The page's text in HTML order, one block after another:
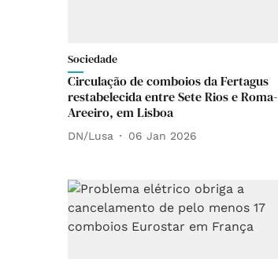
Sociedade
Circulação de comboios da Fertagus
restabelecida entre Sete Rios e Roma-
Areeiro, em Lisboa
DN/Lusa 06 Jan 2026